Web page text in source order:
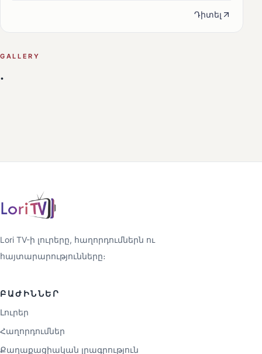
Դիտել
GALLERY
.
Lori TV-ի լուրերը, հաղորդումներն ու
հայտարարությունները։
ԲԱԺԻՆՆԵՐ
Լուրեր
Հաղորդումներ
Քաղաքացիական լրագրություն